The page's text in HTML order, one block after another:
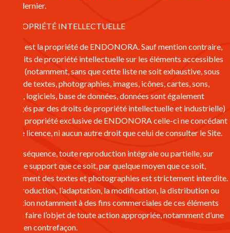
de ce dernier.
6 – PROPRIÉTÉ INTELLECTUELLE
Le Site est la propriété de ENDONORA. Sauf mention contraire,
les droits de propriété intellectuelle sur les éléments accessibles
au Site (notamment, sans que cette liste ne soit exhaustive, sous
forme de textes, photographies, images, icônes, cartes, sons,
vidéos, logiciels, base de données, données sont également
protégés par des droits de propriété intellectuelle et industrielle)
sont la propriété exclusive de ENDONORA celle-ci ne concédant
aucune licence, ni aucun autre droit que celui de consulter le Site.
En conséquence, toute reproduction intégrale ou partielle, sur
quelque support que ce soit, par quelque moyen que ce soit,
notamment des textes et photographies est strictement interdite.
La reproduction, l’adaptation, la modification, la distribution ou
utilisation notamment à des fins commerciales de ces éléments
pourra faire l’objet de toute action appropriée, notamment d’une
action en contrefaçon.